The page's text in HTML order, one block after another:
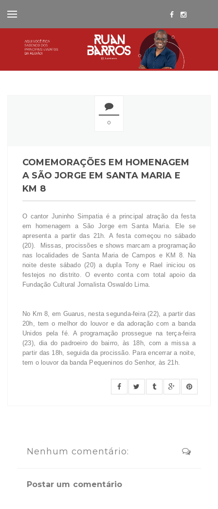
0
COMEMORAÇÕES EM HOMENAGEM
A SÃO JORGE EM SANTA MARIA E
KM 8
O cantor Juninho Simpatia é a principal atração da festa
em homenagem a São Jorge em Santa Maria. Ele se
apresenta a partir das 21h. A festa começou no sábado
(20). Missas, procissões e shows marcam a programação
nas localidades de Santa Maria de Campos e KM 8. Na
noite deste sábado (20) a dupla Tony e Rael iniciou os
festejos no distrito. O evento conta com total apoio da
Fundação Cultural Jornalista Oswaldo Lima.
No Km 8, em Guarus, nesta segunda-feira (22), a partir das
20h, tem o melhor do louvor e da adoração com a banda
Unidos pela fé. A programação prossegue na terça-feira
(23), dia do padroeiro do bairro, às 18h, com a missa a
partir das 18h, seguida da procissão. Para encerrar a noite,
tem o louvor da banda Pequeninos do Senhor, às 21h.
Nenhum comentário:
Postar um comentário